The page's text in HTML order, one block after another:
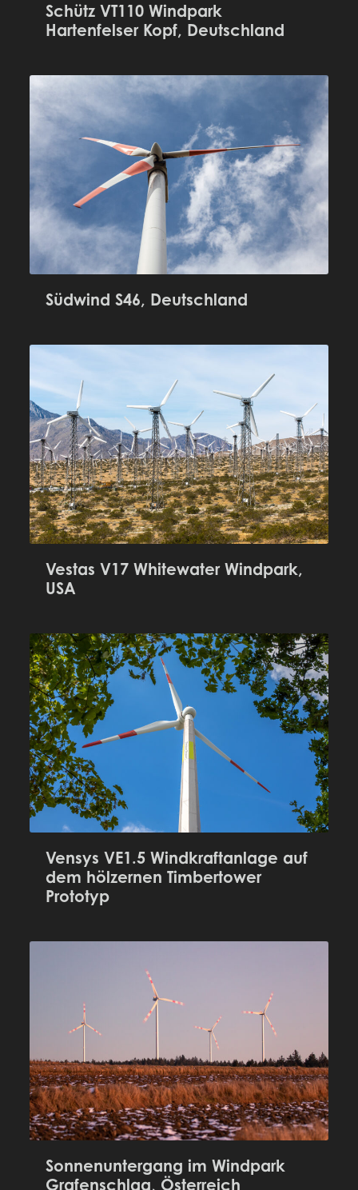
Schütz VT110 Windpark
Hartenfelser Kopf, Deutschland
Südwind S46, Deutschland
Vestas V17 Whitewater Windpark,
USA
Vensys VE1.5 Windkraftanlage auf
dem hölzernen Timbertower
Prototyp
Sonnenuntergang im Windpark
Grafenschlag, Österreich